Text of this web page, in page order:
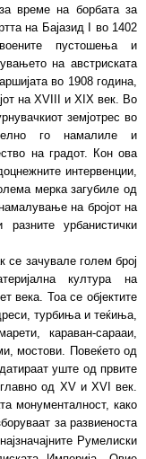
време на борбата за
на Бајазид I во 1402
пустошења и
на австриската
во 1908 година,
на XVIII и XIX век. Во
земјотрес во
го намалиле и
на градот. Кон ова
интервенции,
мерка загубиле од
на бројот на
урбанистички
се зачувале голем број
култура на
века. Тоа се објектите
турбиња и теќиња,
караван-сарааи,
мостови. Повеќето од
уште од првите
од XV и XVI век.
монументалност, како
за развиеноста
Румелиски